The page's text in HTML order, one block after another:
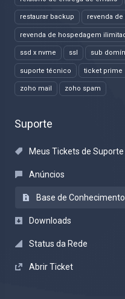
restaurar backup revenda
revenda de hospedagem
ssd x nvme ssl sub
suporte técnico ticket prime
zoho mail zoho spam
Suporte
Meus Tickets de Suporte
Anúncios
Base de Conhecimento
Downloads
Status da Rede
Abrir Ticket